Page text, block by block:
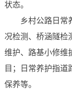
状态。
乡村公路日常
况检测、桥涵隧检
维护、路基小修维
目；日常养护指道
保养等。